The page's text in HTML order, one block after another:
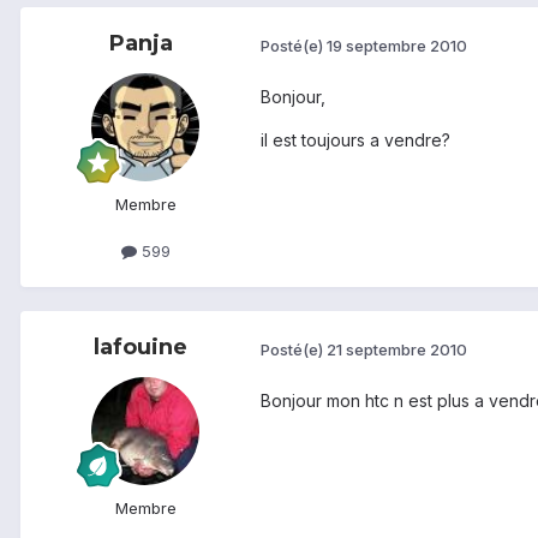
Panja
Membre
599
Posté(e) 19 septembre 2010
Bonjour,
il est toujours a vendre?
lafouine
Membre
Posté(e) 21 septembre 2010
Bonjour mon htc n est plus a